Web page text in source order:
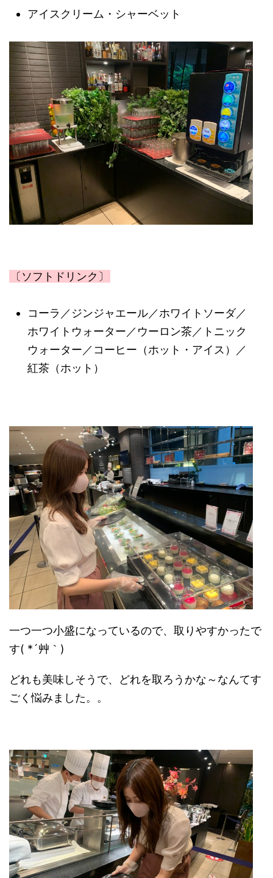
アイスクリーム・シャーベット
〔ソフトドリンク〕
コーラ／ジンジャエール／ホワイトソーダ／
ホワイトウォーター／ウーロン茶／トニック
ウォーター／コーヒー（ホット・アイス）／
紅茶（ホット）
一つ一つ小盛になっているので、取りやすかったで
す( *´艸｀)
どれも美味しそうで、どれを取ろうかな～なんてす
ごく悩みました。。